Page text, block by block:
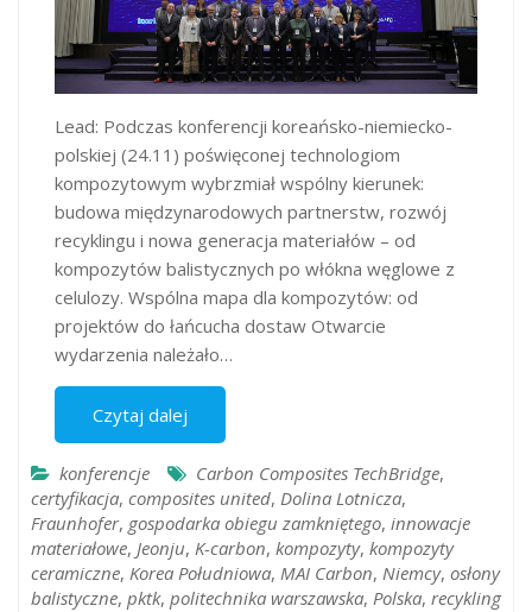
Lead: Podczas konferencji koreańsko-niemiecko-
polskiej (24.11) poświęconej technologiom
kompozytowym wybrzmiał wspólny kierunek:
budowa międzynarodowych partnerstw, rozwój
recyklingu i nowa generacja materiałów – od
kompozytów balistycznych po włókna węglowe z
celulozy. Wspólna mapa dla kompozytów: od
projektów do łańcucha dostaw Otwarcie
wydarzenia należało…
Czytaj dalej
konferencje Carbon Composites TechBridge,
certyfikacja, composites united, Dolina Lotnicza,
Fraunhofer, gospodarka obiegu zamkniętego, innowacje
materiałowe, Jeonju, K-carbon, kompozyty, kompozyty
ceramiczne, Korea Południowa, MAI Carbon, Niemcy, osłony
balistyczne, pktk, politechnika warszawska, Polska, recykling